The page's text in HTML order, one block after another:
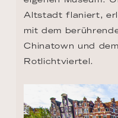
Altstadt flaniert,
mit dem
Chinatown und
Rotlichtviertel.